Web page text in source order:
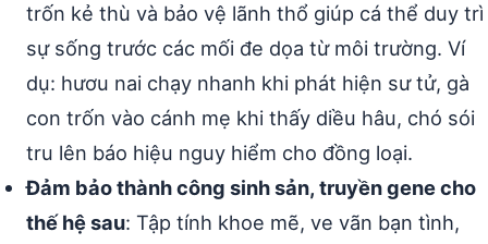
trốn kẻ thù và bảo vệ lãnh thổ giúp cá thể duy trì
sự sống trước các mối đe dọa từ môi trường. Ví
dụ: hươu nai chạy nhanh khi phát hiện sư tử, gà
con trốn vào cánh mẹ khi thấy diều hâu, chó sói
tru lên báo hiệu nguy hiểm cho đồng loại.
Đảm bảo thành công sinh sản, truyền gene cho
thế hệ sau: Tập tính khoe mẽ, ve vãn bạn tình,